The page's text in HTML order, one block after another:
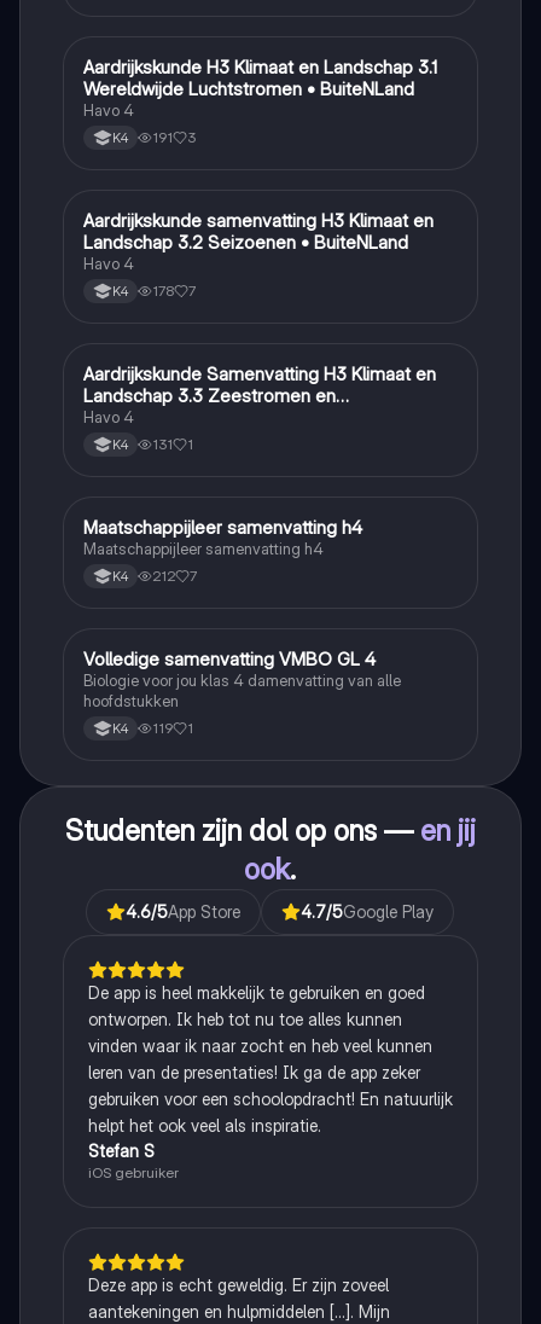
Aardrijkskunde
Aardrijkskunde H3 Klimaat en Landschap 3.1
Wereldwijde Luchtstromen • BuiteNLand
Havo 4
K4 191 3
Aardrijkskunde
Aardrijkskunde samenvatting H3 Klimaat en
Landschap 3.2 Seizoenen • BuiteNLand
Havo 4
K4 178 7
Aardrijkskunde
Aardrijkskunde Samenvatting H3 Klimaat en
Landschap 3.3 Zeestromen en
Klimaatgebieden • BuiteNLand
Havo 4
K4 131 1
Maatschappijleer
Maatschappijleer samenvatting h4
Maatschappijleer samenvatting h4
K4 212 7
Biologie
Volledige samenvatting VMBO GL 4
Biologie voor jou klas 4 damenvatting van alle
hoofdstukken
K4 119 1
Studenten zijn dol op ons — en jij
ook.
4.6/5App Store 4.7/5Google Play
De app is heel makkelijk te gebruiken en goed
ontworpen. Ik heb tot nu toe alles kunnen
vinden waar ik naar zocht en heb veel kunnen
leren van de presentaties! Ik ga de app zeker
gebruiken voor een schoolopdracht! En natuurlijk
helpt het ook veel als inspiratie.
Stefan S
iOS gebruiker
Deze app is echt geweldig. Er zijn zoveel
aantekeningen en hulpmiddelen [...]. Mijn